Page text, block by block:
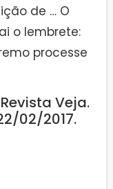
de … O
o lembrete:
processe
Veja.
02/2017.